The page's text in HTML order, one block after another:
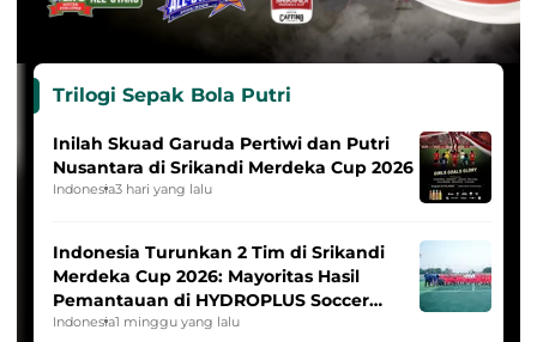
Trilogi Sepak Bola Putri
Inilah Skuad Garuda Pertiwi dan Putri
Nusantara di Srikandi Merdeka Cup 2026
Indonesia3 hari yang lalu
Indonesia Turunkan 2 Tim di Srikandi
Merdeka Cup 2026: Mayoritas Hasil
Pemantauan di HYDROPLUS Soccer
League
Indonesia1 minggu yang lalu